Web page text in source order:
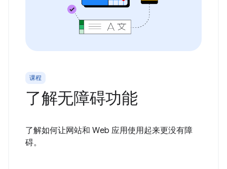
课程
了解无障碍功能
了解如何让网站和 Web 应用使用起来更没有障
碍。